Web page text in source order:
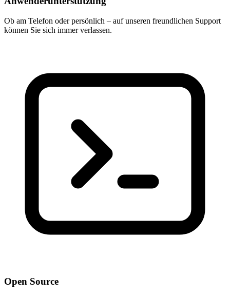
Ob am Telefon oder persönlich – auf unseren freundlichen Support
können Sie sich immer verlassen.
Open Source